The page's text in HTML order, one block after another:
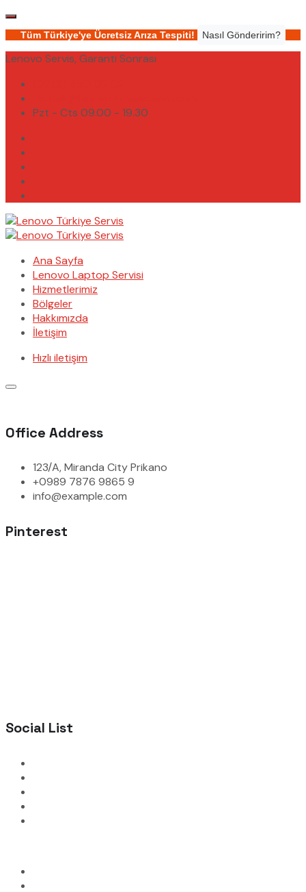
Tüm Türkiye'ye Ücretsiz Arıza Tespiti! Nasıl Gönderirim?
Lenovo Servis, Garanti Sonrası
Pzt - Cts 09.00 - 19.30
Ana Sayfa
Lenovo Laptop Servisi
Hizmetlerimiz
Bölgeler
Hakkımızda
İletişim
Hızlı iletişim
Office Address
123/A, Miranda City Prikano
+0989 7876 9865 9
info@example.com
Pinterest
Social List